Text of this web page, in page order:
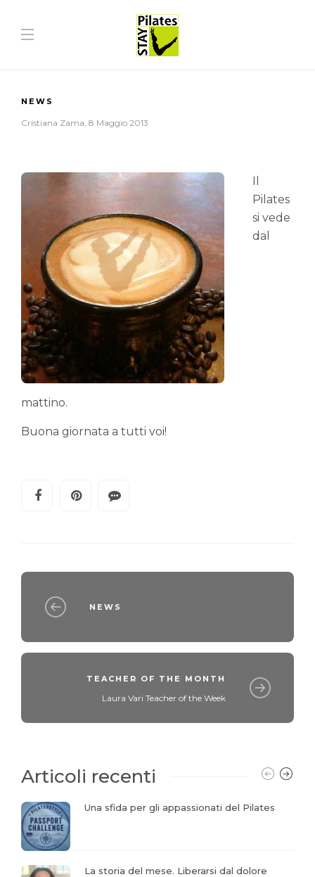
NEWS
Cristiana Zama, 8 Maggio 2013
Il
Pilates
si vede
dal
mattino.
Buona giornata a tutti voi!
NEWS
TEACHER OF THE MONTH
Laura Vari Teacher of the Week
Articoli recenti
Una sfida per gli appassionati del Pilates
La storia del mese. Liberarsi dal dolore